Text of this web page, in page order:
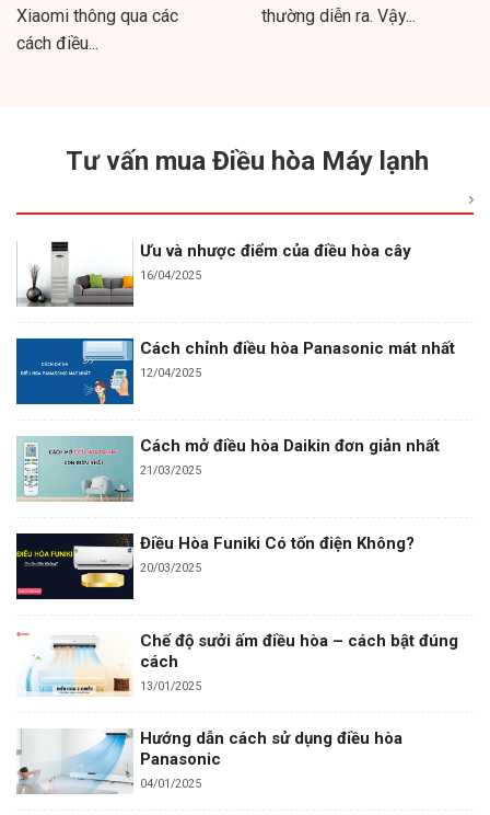
Xiaomi thông qua các
cách điều...
thường diễn ra. Vậy...
Tư vấn mua Điều hòa Máy lạnh
Ưu và nhược điểm của điều hòa cây
16/04/2025
Cách chỉnh điều hòa Panasonic mát nhất
12/04/2025
Cách mở điều hòa Daikin đơn giản nhất
21/03/2025
Điều Hòa Funiki Có tốn điện Không?
20/03/2025
Chế độ sưởi ấm điều hòa – cách bật đúng
cách
13/01/2025
Hướng dẫn cách sử dụng điều hòa
Panasonic
04/01/2025